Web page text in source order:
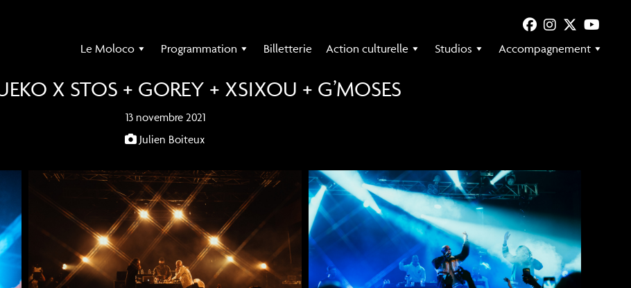
Le Moloco Programmation Billetterie Action culturelle Studios Accompagnement
X STOS + GOREY + XSIXOU + G’MOSES
13 novembre 2021
Julien Boiteux